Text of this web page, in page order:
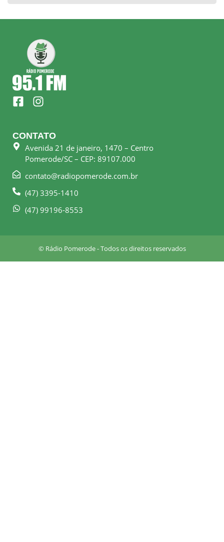
F
a
e
b
o
k
s
q
a
I
n
t
a
g
r
a
m
CONTATO
Avenida 21 de janeiro, 1470 – Centro
Pomerode/SC – CEP: 89107.000
contato@radiopomerode.com.br
(47) 3395-1410
(47) 99196-8553
© Rádio Pomerode - Todos os direitos reservados